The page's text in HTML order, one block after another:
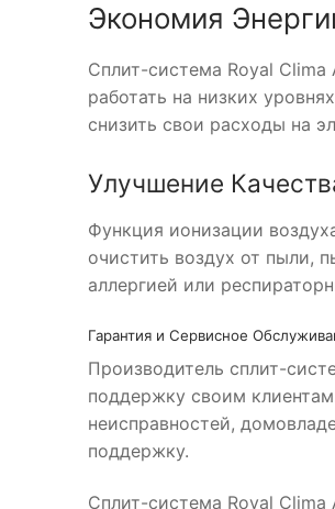
Экономия
Сплит-система Royal Clima
работать на низких
снизить свои расходы на
Улучшение
Функция ионизации
очистить воздух от пыли,
аллергией или
Гарантия и Сервисное
Производитель сплит-
поддержку своим
неисправностей,
поддержку.
Сплит-система Royal